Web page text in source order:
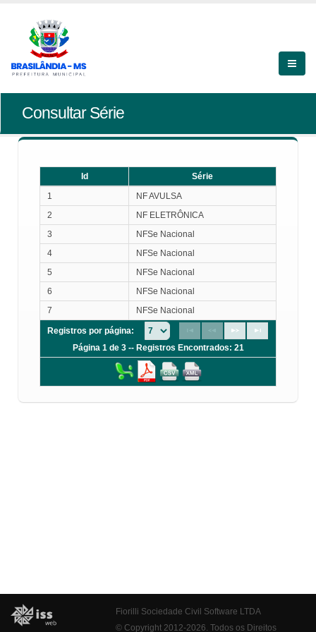
Consultar Série
Id
Série
1
NF AVULSA
2
NF ELETRÔNICA
3
NFSe Nacional
4
NFSe Nacional
5
NFSe Nacional
6
NFSe Nacional
7
NFSe Nacional
Registros por página:
Página 1 de 3 -- Registros Encontrados: 21
Fiorilli Sociedade Civil Software LTDA
© Copyright 2012-2026. Todos os Direitos